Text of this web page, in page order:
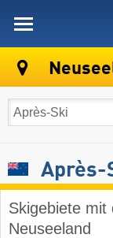
Après-
Skigebiete mit
Neuseeland